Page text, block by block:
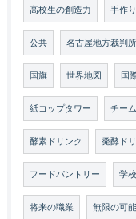
高校生の創造力 手作
公共 名古屋地方裁判所
国旗 世界地図 国
紙コップタワー チー
酵素ドリンク 発酵ド
フードパントリー 学
将来の職業 無限の可